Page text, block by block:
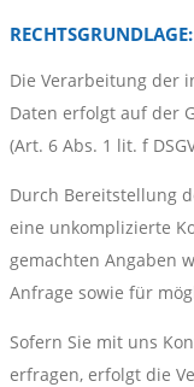
RECHTSGRUNDLAGE:
Die Verarbeitung der
Daten erfolgt auf der
(Art. 6 Abs. 1 lit. f
Durch Bereitstellung
eine unkomplizierte
gemachten Angaben
Anfrage sowie für
Sofern Sie mit uns
erfragen, erfolgt die